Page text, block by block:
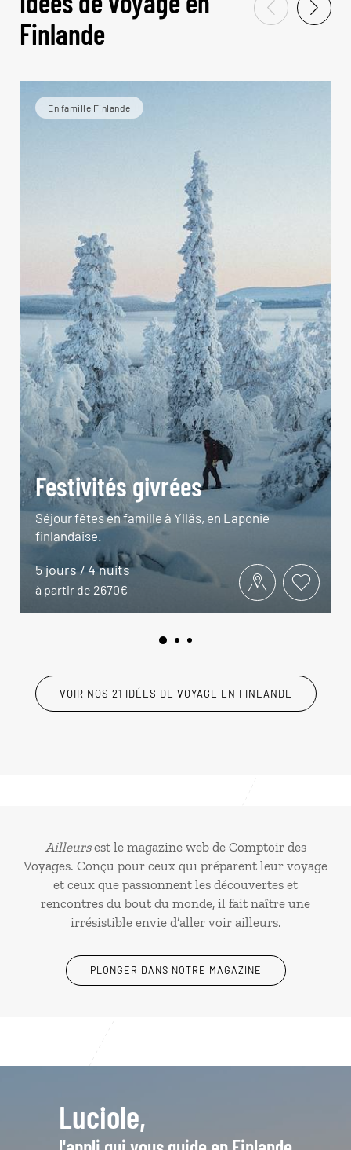
Finlande
En famille Finlande
Festivités givrées
Séjour fêtes en famille à Ylläs, en Laponie
finlandaise.
5 jours / 4 nuits
à partir de 2670€
VOIR NOS 21 IDÉES DE VOYAGE EN FINLANDE
Ailleursest le magazine web de Comptoir des
Voyages. Conçu pour ceux qui préparent leur voyage
et ceux que passionnent les découvertes et
rencontres du bout du monde, il fait naître une
irrésistible envie d’aller voir ailleurs.
PLONGER DANS NOTRE MAGAZINE
Luciole,